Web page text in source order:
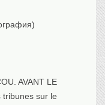
AVANT LE
tribunes sur le